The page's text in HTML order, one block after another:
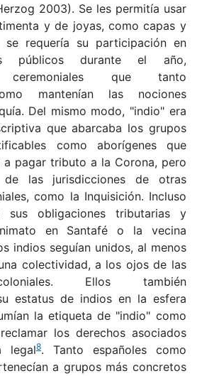
2003). Se les permitía usar
y de joyas, como capas y
requería su participación en
públicos durante el año,
ceremoniales que tanto
mantenían las nociones
Del mismo modo, "indio" era
que abarcaba los grupos
como aborígenes que
a pagar tributo a la Corona, pero
de las jurisdicciones de otras
como la Inquisición. Incluso
sus obligaciones tributarias y
en Santafé o la vecina
indios seguían unidos, al menos
colectividad, a los ojos de las
Ellos también
estatus de indios en la esfera
la etiqueta de "indio" como
los derechos asociados
legal8. Tanto españoles como
a grupos más concretos